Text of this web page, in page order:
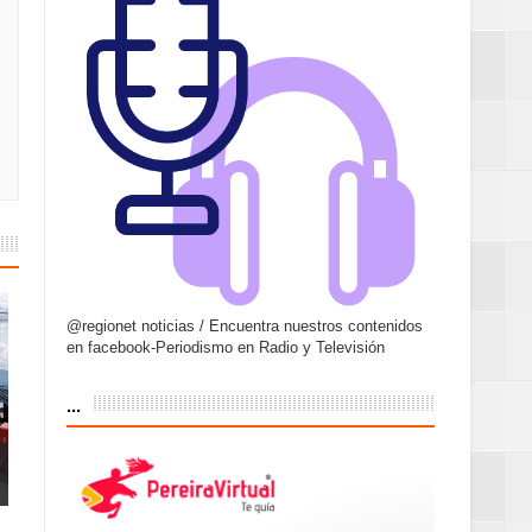
@regionet noticias / Encuentra nuestros contenidos
en facebook-Periodismo en Radio y Televisión
...